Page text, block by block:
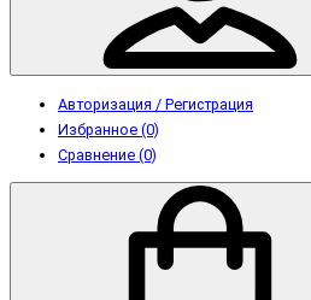
Авторизация / Регистрация
Избранное (0)
Сравнение (0)